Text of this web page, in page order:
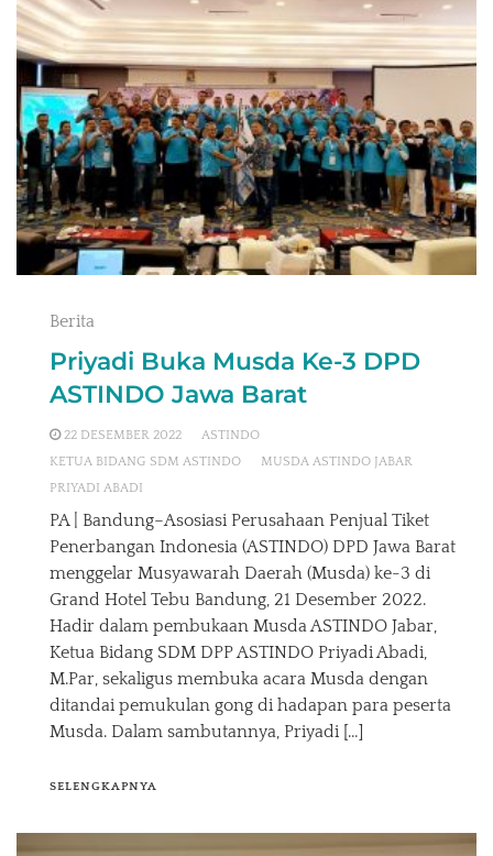
Berita
Priyadi Buka Musda Ke-3 DPD
ASTINDO Jawa Barat
22 DESEMBER 2022
ASTINDO
KETUA BIDANG SDM ASTINDO
MUSDA ASTINDO JABAR
PRIYADI ABADI
PA | Bandung–Asosiasi Perusahaan Penjual Tiket
Penerbangan Indonesia (ASTINDO) DPD Jawa Barat
menggelar Musyawarah Daerah (Musda) ke-3 di
Grand Hotel Tebu Bandung, 21 Desember 2022.
Hadir dalam pembukaan Musda ASTINDO Jabar,
Ketua Bidang SDM DPP ASTINDO Priyadi Abadi,
M.Par, sekaligus membuka acara Musda dengan
ditandai pemukulan gong di hadapan para peserta
Musda. Dalam sambutannya, Priyadi […]
SELENGKAPNYA